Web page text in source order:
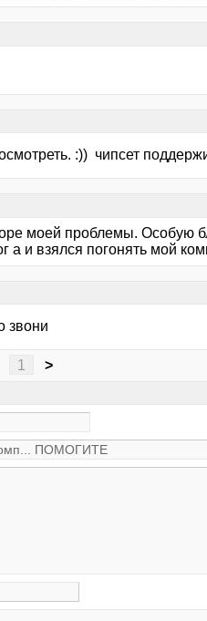
:)) чипсет
моей проблемы. Особую
а и взялся погонять мой
звони
1 >